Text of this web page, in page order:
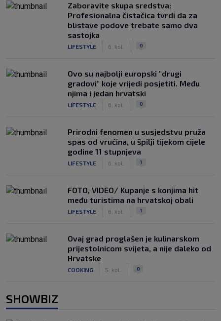
Zaboravite skupa sredstva:
Profesionalna čistačica tvrdi da za
blistave podove trebate samo dva
sastojka
LIFESTYLE 6. kol. 0
Ovo su najbolji europski "drugi
gradovi" koje vrijedi posjetiti. Među
njima i jedan hrvatski
LIFESTYLE 6. kol. 0
Prirodni fenomen u susjedstvu pruža
spas od vrućina, u špilji tijekom cijele
godine 11 stupnjeva
LIFESTYLE 6. kol. 1
FOTO, VIDEO/ Kupanje s konjima hit
među turistima na hrvatskoj obali
LIFESTYLE 6. kol. 1
Ovaj grad proglašen je kulinarskom
prijestolnicom svijeta, a nije daleko od
Hrvatske
COOKING 5. kol. 0
SHOWBIZ